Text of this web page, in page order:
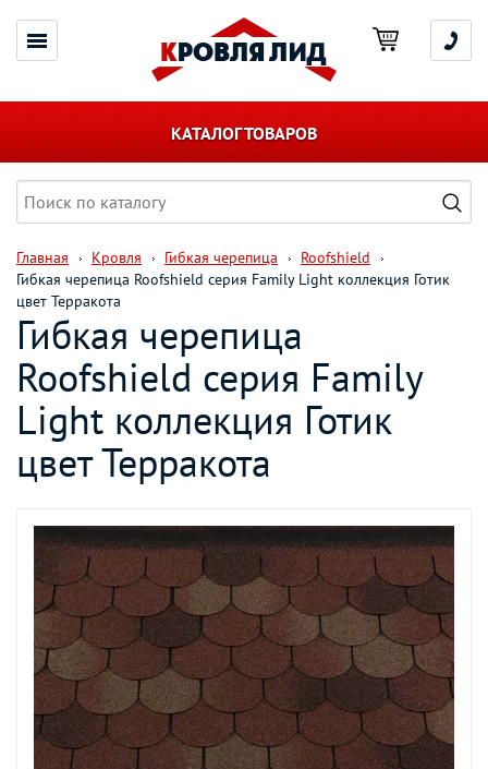
КАТАЛОГ ТОВАРОВ
Главная Кровля Гибкая черепица
Roofshield
Гибкая черепица Roofshield серия Family Light коллекция Готик
цвет Терракота
Гибкая черепица
Roofshield серия Family
Light коллекция Готик
цвет Терракота